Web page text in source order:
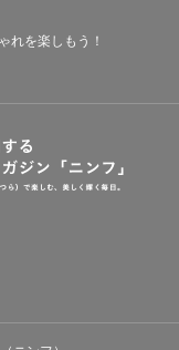
れを楽しもう！